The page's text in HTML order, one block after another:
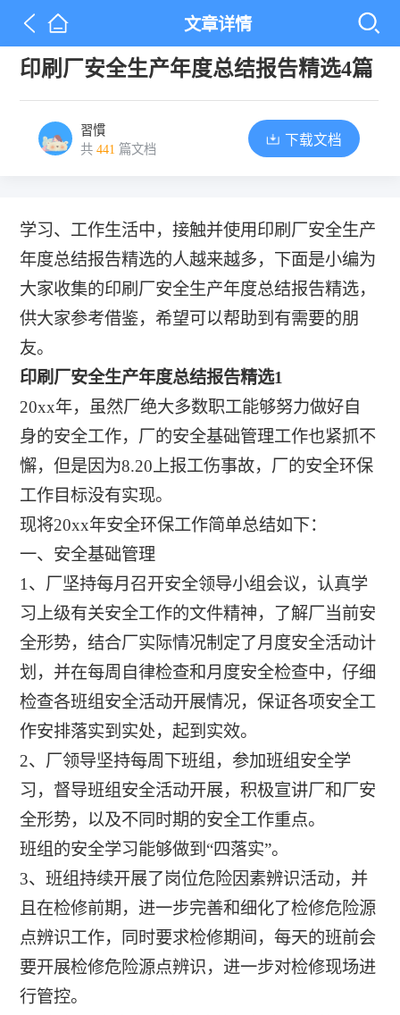
文章详情
印刷厂安全生产年度总结报告精选4篇
習慣
共 441 篇文档
下载文档
学习、工作生活中，接触并使用印刷厂安全生产
年度总结报告精选的人越来越多，下面是小编为
大家收集的印刷厂安全生产年度总结报告精选，
供大家参考借鉴，希望可以帮助到有需要的朋
友。
印刷厂安全生产年度总结报告精选1
20xx年，虽然厂绝大多数职工能够努力做好自
身的安全工作，厂的安全基础管理工作也紧抓不
懈，但是因为8.20上报工伤事故，厂的安全环保
工作目标没有实现。
现将20xx年安全环保工作简单总结如下：
一、安全基础管理
1、厂坚持每月召开安全领导小组会议，认真学
习上级有关安全工作的文件精神，了解厂当前安
全形势，结合厂实际情况制定了月度安全活动计
划，并在每周自律检查和月度安全检查中，仔细
检查各班组安全活动开展情况，保证各项安全工
作安排落实到实处，起到实效。
2、厂领导坚持每周下班组，参加班组安全学
习，督导班组安全活动开展，积极宣讲厂和厂安
全形势，以及不同时期的安全工作重点。
班组的安全学习能够做到“四落实”。
3、班组持续开展了岗位危险因素辨识活动，并
且在检修前期，进一步完善和细化了检修危险源
点辨识工作，同时要求检修期间，每天的班前会
要开展检修危险源点辨识，进一步对检修现场进
行管控。